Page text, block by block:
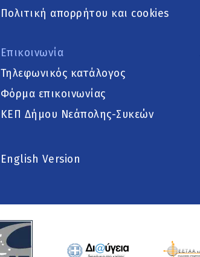
Πολιτική απορρήτου και cookies
Επικοινωνία
Τηλεφωνικός κατάλογος
Φόρμα επικοινωνίας
ΚΕΠ Δήμου Νεάπολης-Συκεών
English Version